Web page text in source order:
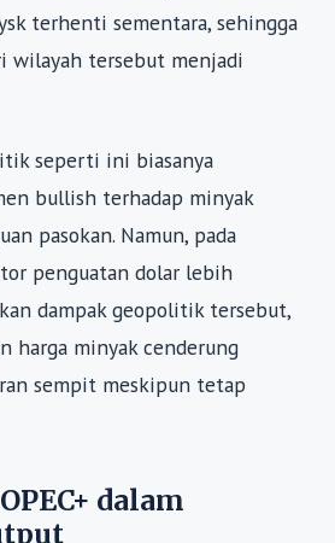
terhenti sementara, sehingga
wilayah tersebut menjadi
seperti ini biasanya
bullish terhadap minyak
pasokan. Namun, pada
penguatan dolar lebih
dampak geopolitik tersebut,
harga minyak cenderung
sempit meskipun tetap
dalam